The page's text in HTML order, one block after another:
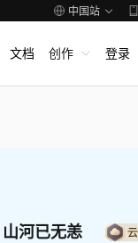
中国站
文档 创作 登录
山河已无恙